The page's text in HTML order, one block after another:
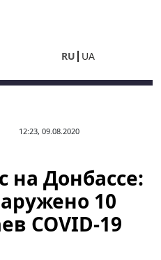
RU UA
12:23, 09.08.2020
на Донбассе:
10
COVID-19